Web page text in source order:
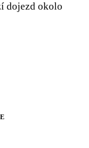
dojezd okolo